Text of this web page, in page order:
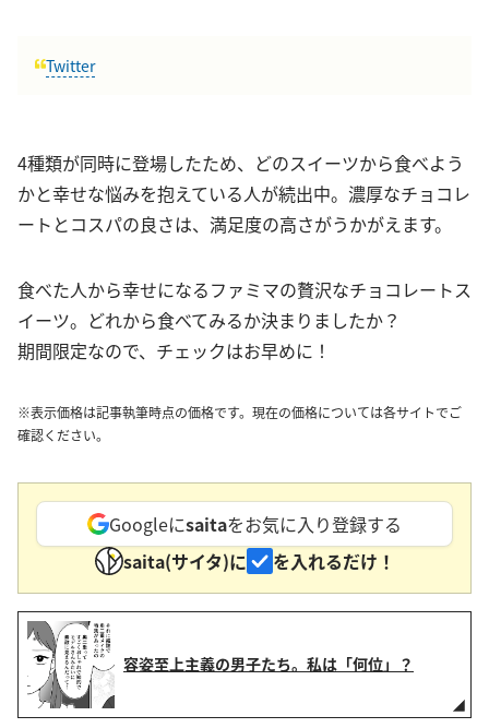
Twitter
4種類が同時に登場したため、どのスイーツから食べよう
かと幸せな悩みを抱えている人が続出中。濃厚なチョコレ
ートとコスパの良さは、満足度の高さがうかがえます。
食べた人から幸せになるファミマの贅沢なチョコレートス
イーツ。どれから食べてみるか決まりましたか？
期間限定なので、チェックはお早めに！
※表示価格は記事執筆時点の価格です。現在の価格については各サイトでご
確認ください。
Googleにsaitaをお気に入り登録する
saita(サイタ)に
を入れるだけ！
容姿至上主義の男子たち。私は「何位」？